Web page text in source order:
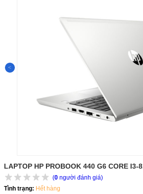
LAPTOP HP PROBOOK 440 G6 CORE I3-
(0 người đánh giá)
Tình trạng: Hết hàng